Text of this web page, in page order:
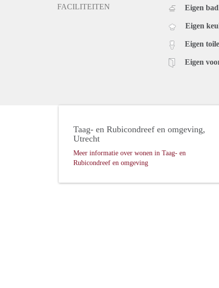
FACILITEITEN Eigen
Eigen
Eigen
Eigen
Taag- en Rubicondreef en omgeving,
Utrecht
Meer informatie over wonen in Taag- en
Rubicondreef en omgeving